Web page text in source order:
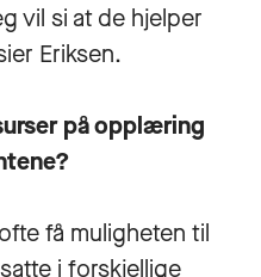
vil si at de hjelper
Eriksen.
på opplæring
få muligheten til
i forskjellige